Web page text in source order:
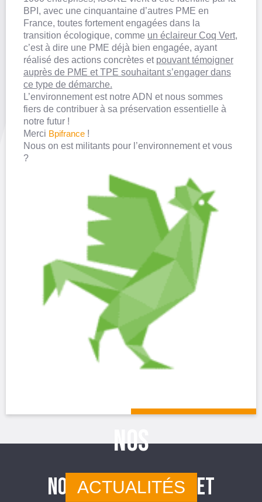
NOS
ACTUALITÉS
BPI, avec une cinquantaine d’autres PME en
France, toutes fortement engagées dans la
transition écologique, comme un éclaireur Coq Vert,
c’est à dire une PME déjà bien engagée, ayant
réalisé des actions concrètes et pouvant témoigner
auprès de PME et TPE souhaitant s’engager dans
ce type de démarche.
L’environnement est notre ADN et nous sommes
fiers de contribuer à sa préservation essentielle à
notre futur !
Merci Bpifrance !
Nous on est militants pour l’environnement et vous
?
NOS CERTIFICATIONS ET